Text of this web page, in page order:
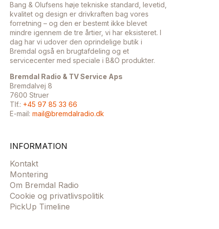
Bang & Olufsens høje tekniske standard, levetid,
kvalitet og design er drivkraften bag vores
forretning – og den er bestemt ikke blevet
mindre igennem de tre årtier, vi har eksisteret. I
dag har vi udover den oprindelige butik i
Bremdal også en brugtafdeling og et
servicecenter med speciale i B&O produkter.
Bremdal Radio & TV Service Aps
Bremdalvej 8
7600 Struer
Tlf.: +45 97 85 33 66
E-mail: mail@bremdalradio.dk
INFORMATION
Kontakt
Montering
Om Bremdal Radio
Cookie og privatlivspolitik
PickUp Timeline